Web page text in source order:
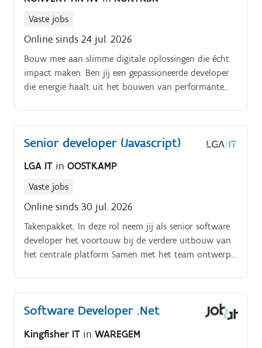
Vaste jobs
Online sinds 24 jul. 2026
Bouw mee aan slimme digitale oplossingen die écht
impact maken. Ben jij een gepassioneerde developer
die energie haalt uit het bouwen van performante
Senior developer (Javascript)
LGA IT in OOSTKAMP
Vaste jobs
Online sinds 30 jul. 2026
Takenpakket. In deze rol neem jij als senior software
developer het voortouw bij de verdere uitbouw van
het centrale platform Samen met het team ontwerp
ervaring krijgen.
Software Developer .Net
Kingfisher IT in WAREGEM